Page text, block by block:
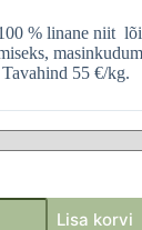
€
€
% linane niit
55 €/kg.
Lisa korvi